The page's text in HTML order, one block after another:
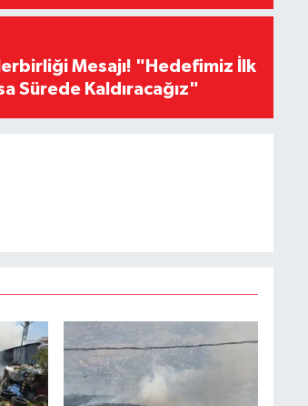
Mesajı! "Hedefimiz İlk
Sürede Kaldıracağız"